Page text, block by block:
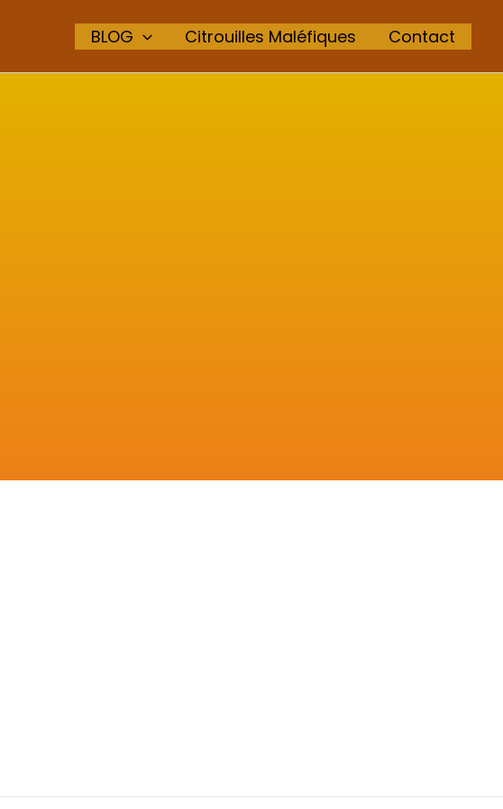
BLOG Citrouilles Maléfiques Contact